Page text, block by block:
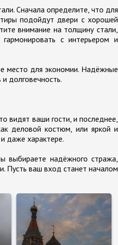
Сначала определите, что для
подойдут двери с хорошей
внимание на толщину стали,
с интерьером и
место для экономии. Надёжные
долговечность.
видят ваши гости, и последнее,
деловой костюм, или яркой и
даже характере.
выбираете надёжного стража,
Пусть ваш вход станет началом